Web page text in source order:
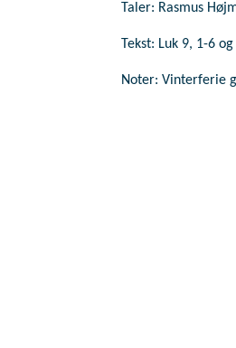
LINK
EMBED
Taler: Rasmus
Tekst: Luk 9, 1-6
Noter: Vinterferie